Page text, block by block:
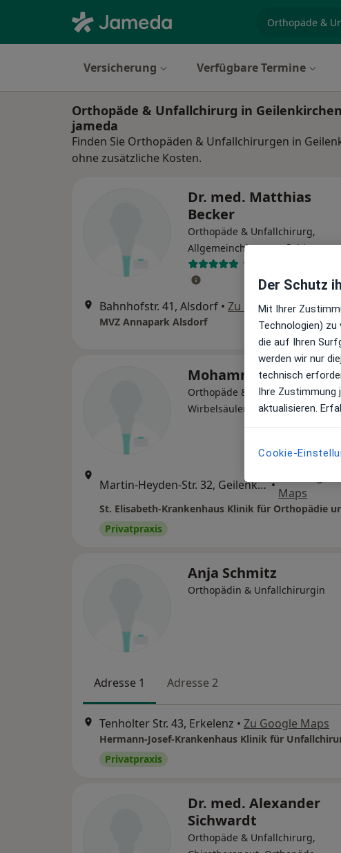
Versicherung Verfügbare Termine
Orthopäde & Unfallchirurg in
jameda
Finden Sie Orthopäden & Unfallchirurgen in
ohne zusätzliche Kosten.
Dr. med. Matthias
Becker
Orthopäde & Unfallchirurg,
Allgemeinchirurg, Fußchirurg
14 Bewertungen
Bahnhofstr. 41, Alsdorf • Zu Google Maps
MVZ Annapark Alsdorf
Mohammad Alio
Orthopäde & Unfallchirurg,
Wirbelsäulenchirurg, Orthopäde
Martin-Heyden-Str. 32, Geilenkirchen •
Maps
Privatpraxis
Anja Schmitz
Orthopädin & Unfallchirurgin
Adresse 1 Adresse 2
Tenholter Str. 43, Erkelenz • Zu Google Maps
Privatpraxis
Dr. med. Alexander
Sichwardt
Orthopäde & Unfallchirurg,
Der Schutz
Mit Ihrer
Technologien)
die auf Ihren
werden wir nur
technisch
Ihre Zustimmung
aktualisieren.
Cookie-